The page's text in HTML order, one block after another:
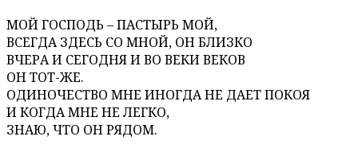
МОЙ ГОСПОДЬ – ПАСТЫРЬ МОЙ,
ВСЕГДА ЗДЕСЬ СО МНОЙ, ОН БЛИЗКО
ВЧЕРА И СЕГОДНЯ И ВО ВЕКИ ВЕКОВ
ОН ТОТ-ЖЕ.
ОДИНОЧЕСТВО МНЕ ИНОГДА НЕ ДАЕТ ПОКОЯ
И КОГДА МНЕ НЕ ЛЕГКО,
ЗНАЮ, ЧТО ОН РЯДОМ.